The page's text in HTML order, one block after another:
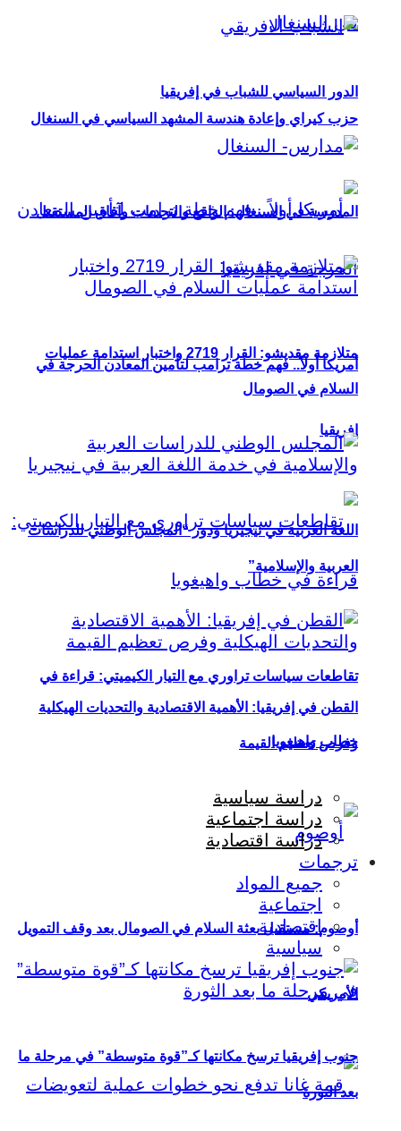
حزب كيراي وإعادة هندسة المشهد السياسي في السنغال
أمريكا أولاً.. فهم خطة ترامب لتأمين المعادن الحرجة في
إفريقيا
تقاطعات سياسات تراوري مع التيار الكيميتي: قراءة في
خطاب واهيغويا
أوصوم: مستقبل بعثة السلام في الصومال بعد وقف التمويل
الأمريكي
الدور السياسي للشباب في إفريقيا
المدرسة في السنغال: الواقع والتحديات وآفاق المستقبل
متلازمة مقديشو: القرار 2719 واختبار استدامة عمليات
السلام في الصومال
اللغة العربية في نيجيريا ودور “المجلس الوطني للدراسات
العربية والإسلامية”
القطن في إفريقيا: الأهمية الاقتصادية والتحديات الهيكلية
وفرص تعظيم القيمة
دراسة سياسية
دراسة اجتماعية
دراسة اقتصادية
ترجمات
جميع المواد
اجتماعية
اقتصادية
سياسية
جنوب إفريقيا ترسخ مكانتها كـ”قوة متوسطة” في مرحلة ما
بعد الثورة